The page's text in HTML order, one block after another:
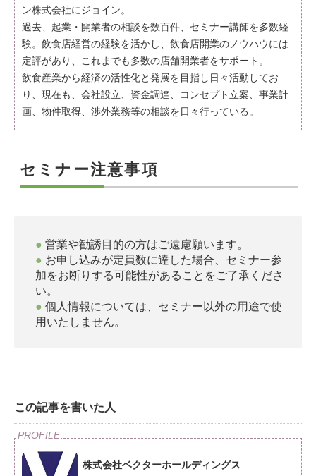
ン株式会社にジョイン。
過去、起業・開業者の相談を数百件、セミナー講師を多数経
験。飲食店経営の経験を活かし、飲食店開業のノウハウには
定評があり、これまでも多数の店舗開業者をサポート。
飲食産業から経済の活性化と発展を目指し日々活動してお
り、現在も、会社設立、資金調達、コンセプト立案、事業計
画、物件取得、渉外業務等の相談を日々行っている。
セミナー注意事項
営業や勧誘目的の方はご遠慮願います。
お申し込みが定員数に達した場合、セミナー参
加をお断りする可能性があることをご了承くださ
い。
個人情報については、セミナー以外の用途で使
用いたしません。
この記事を書いた人
株式会社ベクターホールディングス